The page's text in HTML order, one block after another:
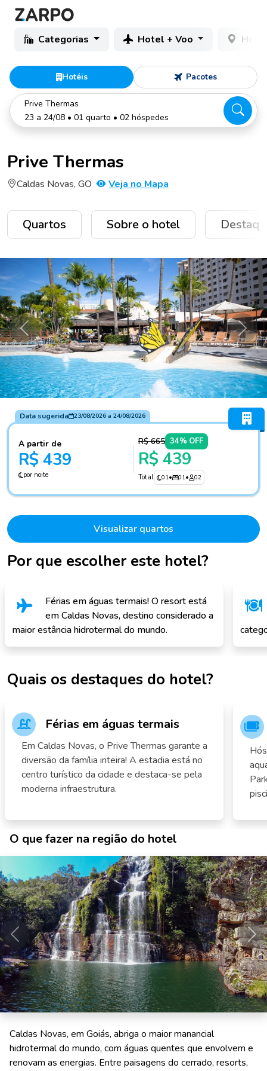
Categorias Hotel + Voo
Hotéis Pacotes
Prive Thermas
23 a 24/08 • 01 quarto • 02 hóspedes
Prive Thermas
Caldas Novas, GO Veja no Mapa
Quartos Sobre o hotel
Anterior
Por que escolher este hotel?
Férias em águas termais! O resort está
em Caldas Novas, destino considerado a
maior estância hidrotermal do mundo.
Data sugerida 23/08/2026a 24/08/2026
A partir de
R$ 439
por noite
R$ 665 34% OFF
R$ 439
Total 01• 01• 02
Visualizar quartos
Quais os destaques do hotel?
Férias em águas termais
Em Caldas Novas, o Prive Thermas garante a
diversão da família inteira! A estadia está no
centro turístico da cidade e destaca-se pela
moderna infraestrutura.
O que fazer na região do hotel
Anterior
Caldas Novas, em Goiás, abriga o maior manancial
hidrotermal do mundo, com águas quentes que envolvem e
renovam as energias. Entre paisagens do cerrado, resorts,